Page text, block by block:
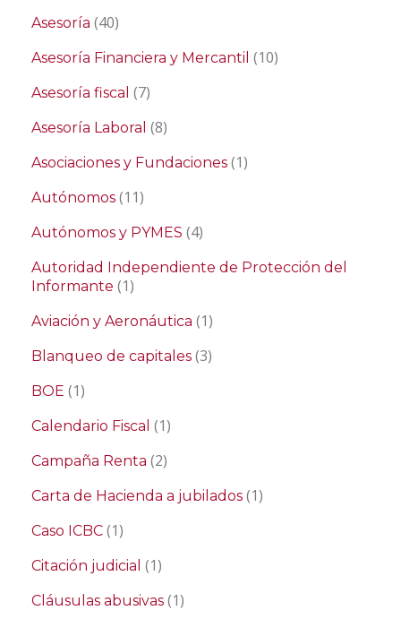
Asesoría (40)
Asesoría Financiera y Mercantil (10)
Asesoría fiscal (7)
Asesoría Laboral (8)
Asociaciones y Fundaciones (1)
Autónomos (11)
Autónomos y PYMES (4)
Autoridad Independiente de Protección del
Informante (1)
Aviación y Aeronáutica (1)
Blanqueo de capitales (3)
BOE (1)
Calendario Fiscal (1)
Campaña Renta (2)
Carta de Hacienda a jubilados (1)
Caso ICBC (1)
Citación judicial (1)
Cláusulas abusivas (1)